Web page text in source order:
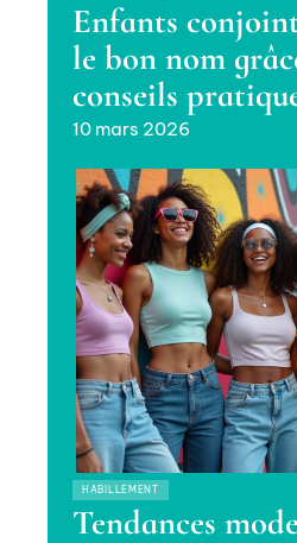
Enfants
le bon nom
conseils
10 mars 2026
HABILLEMENT
Tendances